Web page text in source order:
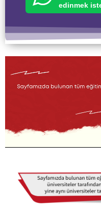
edinmek